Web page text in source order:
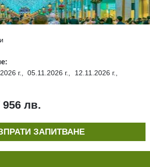
г., 05.11.2026 г.,
12.11.2026 г.,
956 лв.
ЗАПИТВАНЕ